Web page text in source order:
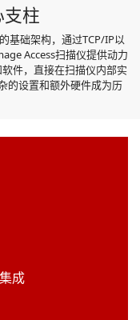
柱
基础架构，通过TCP/IP以
Access扫描仪提供动力
件，直接在扫描仪内部实
的设置和额外硬件成为历
成
只需连接网络、
。